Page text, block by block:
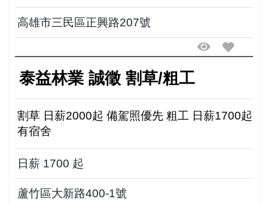
高雄市三民區正興路207號
泰益林業 誠徵 割草/粗工
割草 日薪2000起 備駕照優先 粗工 日薪1700起
有宿舍
日薪 1700 起
蘆竹區大新路400-1號